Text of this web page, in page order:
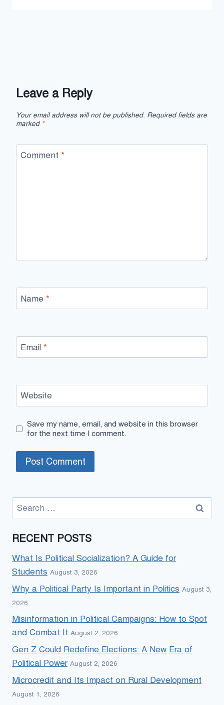
Leave a Reply
Your email address will not be published. Required fields are
marked *
Comment *
Name *
Email *
Website
Save my name, email, and website in this browser
for the next time I comment.
Search
for:
RECENT POSTS
What Is Political Socialization? A Guide for
Students August 3, 2026
Why a Political Party Is Important in Politics August 3,
2026
Misinformation in Political Campaigns: How to Spot
and Combat It August 2, 2026
Gen Z Could Redefine Elections: A New Era of
Political Power August 2, 2026
Microcredit and Its Impact on Rural Development
August 1, 2026